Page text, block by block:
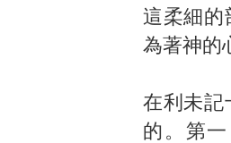
這柔細的
為著神的
在利未記
的。第